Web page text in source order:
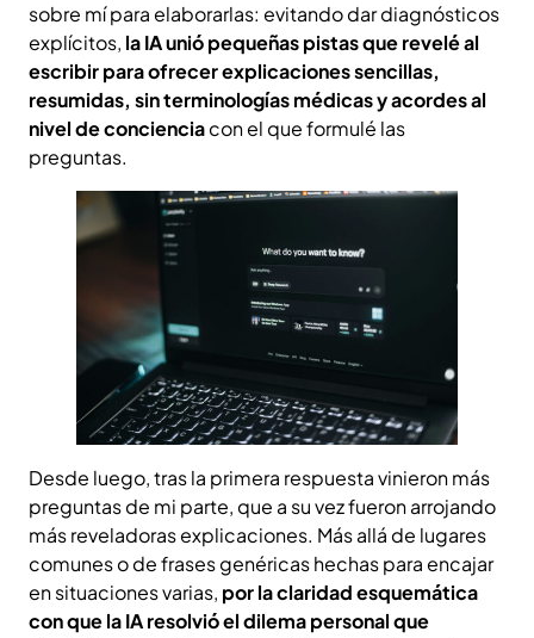
sobre mí para elaborarlas: evitando dar diagnósticos
explícitos, la IA unió pequeñas pistas que revelé al
escribir para ofrecer explicaciones sencillas,
resumidas, sin terminologías médicas y acordes al
nivel de concienciacon el que formulé las
preguntas.
Desde luego, tras la primera respuesta vinieron más
preguntas de mi parte, que a su vez fueron arrojando
más reveladoras explicaciones. Más allá de lugares
comunes o de frases genéricas hechas para encajar
en situaciones varias, por la claridad esquemática
con que la IA resolvió el dilema personal que